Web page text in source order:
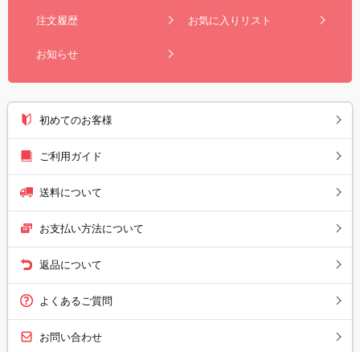
注文履歴 お気に入りリスト
お知らせ
初めてのお客様
ご利用ガイド
送料について
お支払い方法について
返品について
よくあるご質問
お問い合わせ